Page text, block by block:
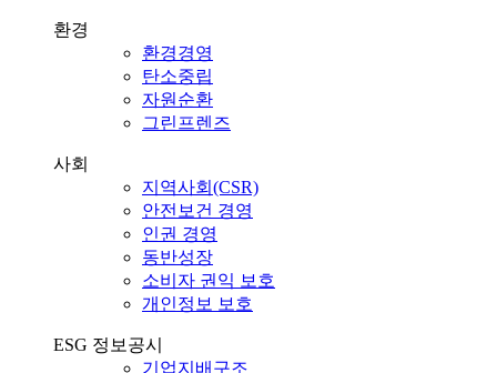
환경
환경경영
탄소중립
자원순환
그린프렌즈
사회
지역사회(CSR)
안전보건 경영
인권 경영
동반성장
소비자 권익 보호
개인정보 보호
ESG 정보공시
기업지배구조